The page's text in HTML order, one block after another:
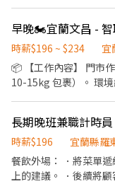
時薪$196 ~ $234
宜
📦 【工作內容】 門市
10-15kg 包裹）。 環
基本時薪 $196 ＋ 交
班：時薪204 ■ 晚班：
＋門市實習（課程/實
早晚班】 (實際工時通
長期晚班兼職計時員
時薪$196
宜蘭縣羅
餐飲外場： ．將菜單
上的建議。 ．後續將